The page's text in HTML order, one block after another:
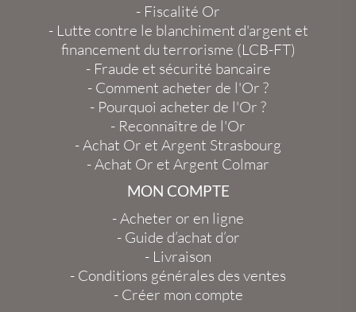
- Fiscalité Or
- Lutte contre le blanchiment d'argent et
financement du terrorisme (LCB-FT)
- Fraude et sécurité bancaire
- Comment acheter de l'Or ?
- Pourquoi acheter de l'Or ?
- Reconnaître de l'Or
-Achat Or et Argent Strasbourg
-Achat Or et Argent Colmar
MON COMPTE
-Acheter or en ligne
- Guide d’achat d’or
- Livraison
- Conditions générales des ventes
- Créer mon compte